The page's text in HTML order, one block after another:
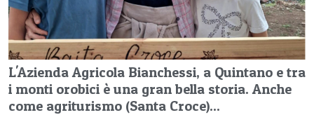
L'Azienda Agricola Bianchessi, a Quintano e tra
i monti orobici è una gran bella storia. Anche
come agriturismo (Santa Croce)...